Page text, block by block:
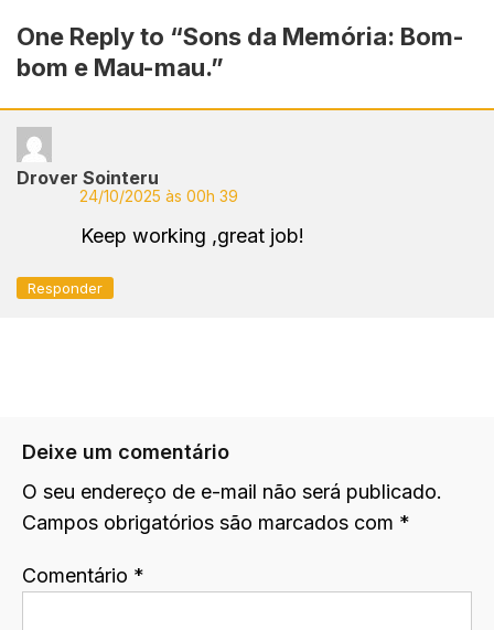
One Reply to “Sons da Memória: Bom-
bom e Mau-mau.”
Drover Sointeru
24/10/2025 às 00h 39
Keep working ,great job!
Responder
Deixe um comentário
O seu endereço de e-mail não será publicado.
Campos obrigatórios são marcados com *
Comentário *